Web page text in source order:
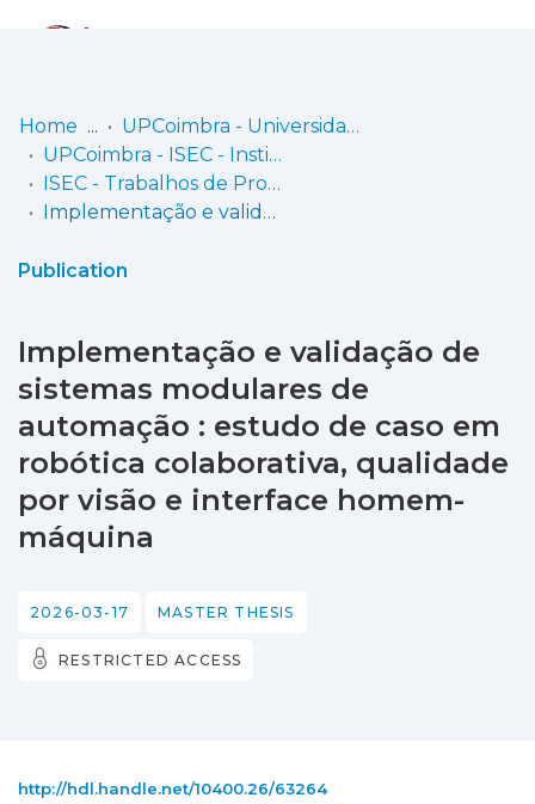
Communities
& Collections
Statistics
Home
UPCoimbra - Universidade Politécnica de Coimbra
UPCoimbra - ISEC - Instituto Superior de Engenharia de Coimbra
ISEC - Trabalhos de Projeto | Relatórios de Estágio | Projetos de Investigação
Implementação e validação de sistemas modulares de automação : estudo de caso em robótica colaborativa, qualidade por visão e interface homem-máquina
Publication
Implementação e validação de
sistemas modulares de
automação : estudo de caso em
robótica colaborativa, qualidade
por visão e interface homem-
máquina
2026-03-17 MASTER THESIS
RESTRICTED ACCESS
http://hdl.handle.net/10400.26/63264